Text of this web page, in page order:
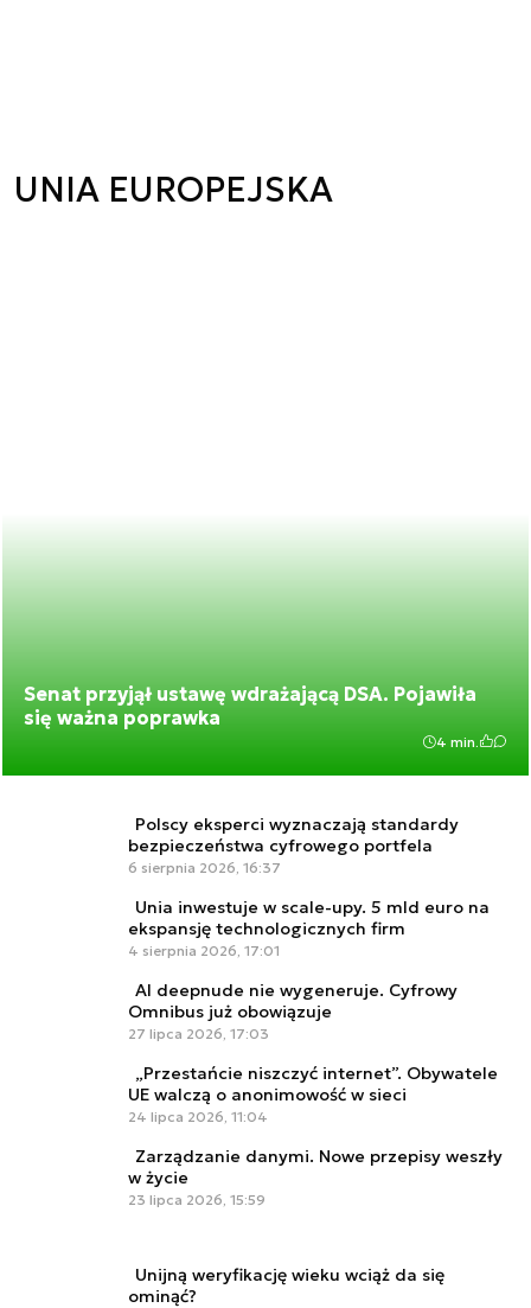
UNIA EUROPEJSKA
Senat przyjął ustawę wdrażającą DSA. Pojawiła
się ważna poprawka
4 min.
Polscy eksperci wyznaczają standardy
bezpieczeństwa cyfrowego portfela
6 sierpnia 2026, 16:37
Unia inwestuje w scale-upy. 5 mld euro na
ekspansję technologicznych firm
4 sierpnia 2026, 17:01
AI deepnude nie wygeneruje. Cyfrowy
Omnibus już obowiązuje
27 lipca 2026, 17:03
„Przestańcie niszczyć internet”. Obywatele
UE walczą o anonimowość w sieci
24 lipca 2026, 11:04
Zarządzanie danymi. Nowe przepisy weszły
w życie
23 lipca 2026, 15:59
Unijną weryfikację wieku wciąż da się
ominąć?